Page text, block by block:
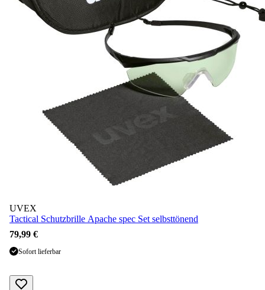
UVEX
Tactical Schutzbrille Apache spec Set selbsttönend
79,99 €
Sofort lieferbar